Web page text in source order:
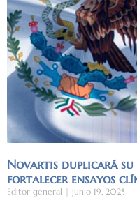
Novartis duplicará
fortalecer ensayos
Editor general junio 19, 2025